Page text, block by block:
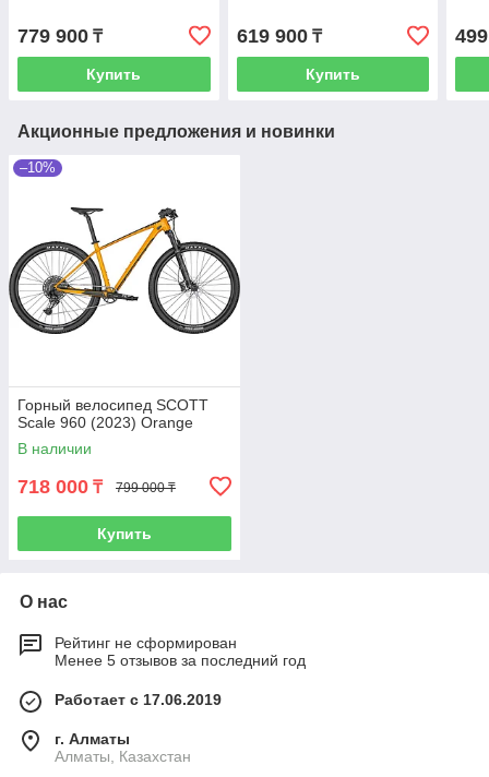
779 900 ₸
Купить
619 900₸
Купить
Акционные предложения и новинки
–10%
Горный велосипед SCOTT
Scale 960 (2023) Orange
В наличии
718 000 ₸ 799 000 ₸
Купить
О нас
Рейтинг не сформирован
Менее 5 отзывов за последний год
Работает с 17.06.2019
г. Алматы
Алматы, Казахстан